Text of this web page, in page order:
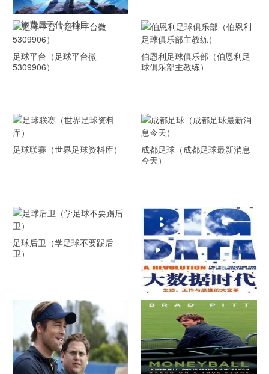
差旅费属于什么科目
足球平台（足球平台微
5309906）
伯恩利足球俱乐部（伯恩利足
球俱乐部主教练）
足球联赛（世界足球资料库）
成都足球（成都足球最新消息
今天）
足球后卫（学足球不要踢后
卫）
《大数据时代》 PDF文档下载